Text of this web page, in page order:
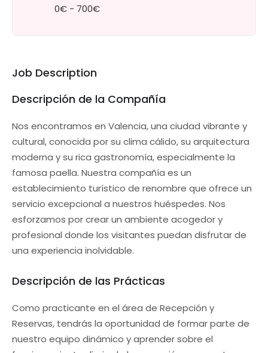
0€ - 700€
Job Description
Descripción de la Compañía
Nos encontramos en Valencia, una ciudad vibrante y
cultural, conocida por su clima cálido, su arquitectura
moderna y su rica gastronomía, especialmente la
famosa paella. Nuestra compañía es un
establecimiento turístico de renombre que ofrece un
servicio excepcional a nuestros huéspedes. Nos
esforzamos por crear un ambiente acogedor y
profesional donde los visitantes puedan disfrutar de
una experiencia inolvidable.
Descripción de las Prácticas
Como practicante en el área de Recepción y
Reservas, tendrás la oportunidad de formar parte de
nuestro equipo dinámico y aprender sobre el